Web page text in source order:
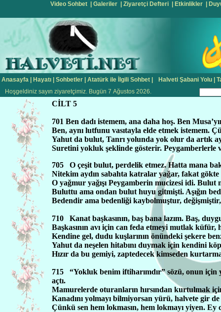
Video Sohbet Galeriler Ziyaretçi Defteri Etkinlikler
Anasayfa Hayatı Sohbetler Atatürk ile İlgili Sohbet Halveti Şabani Yolu
Hoşgeldiniz sayın ziyaretçimiz. Bugün 7 Ağustos 2026.
CİLT 5
701 Ben dadı istemem, ana daha hoş. Ben
Ben, aynı lutfunu vasıtayla elde etmek istemem.
Yahut da bulut, Tanrı yolunda yok olur da artık
Suretini yokluk şeklinde gösterir. Peygamberlerle
705
O çeşit bulut, perdelik etmez. Hatta mana
Nitekim aydın sabahta katralar yağar, fakat
O yağmur yağışı Peygamberin mucizesi idi.
Buluttu ama ondan bulut huyu gitmişti. Aşığın
Bedendir ama bedenliği kaybolmuştur,
710
Kanat başkasının, baş bana lazım. Baş,
Başkasının avı için can feda etmeyi mutlak
Kendine gel, dudu kuşlarının önündeki şekere
Yahut da neşelen hitabını duymak için kendini
Hızır da bu gemiyi, zaptedecek kimseden
715
“Yokluk benim iftiharımdır” sözü, onun
açtı.
Mamurelerde oturanların hırsından kurtulmak
Kanadını yolmayı bilmiyorsan yürü, halvete gir
Çünkü sen hem lokmasın, hem lokmayı yiyen. Ey